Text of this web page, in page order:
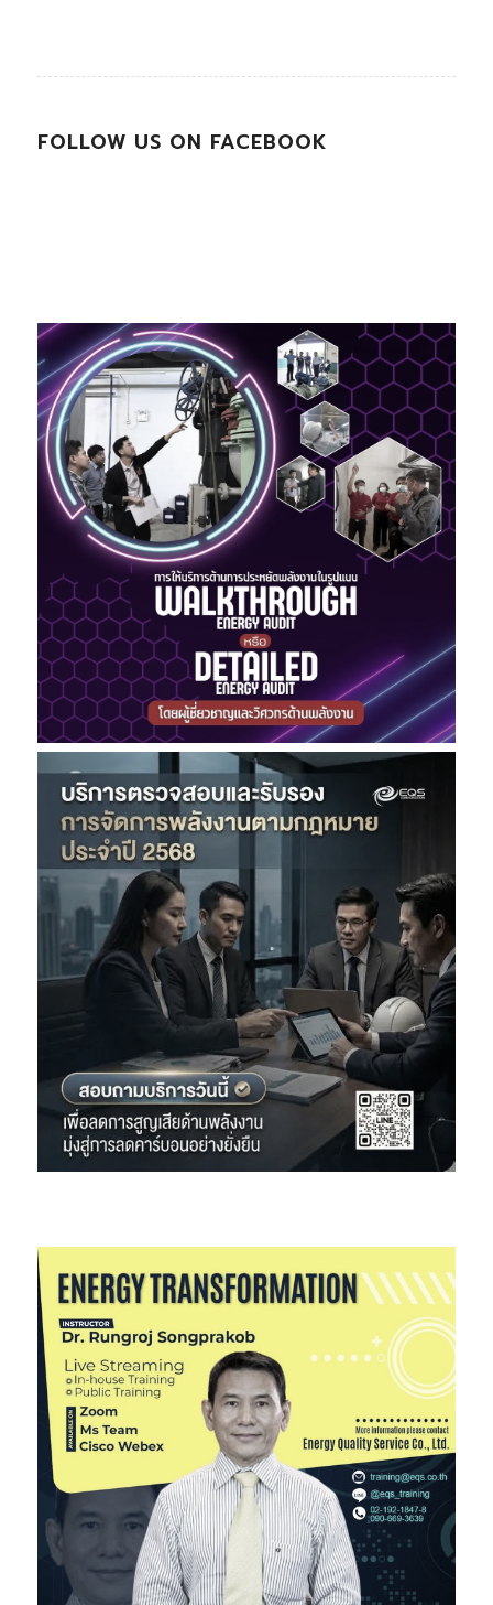
FOLLOW US ON FACEBOOK